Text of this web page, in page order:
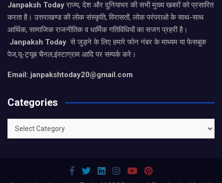
Janpaksh Todayराज्य, देश और दुनियाभर की सभी मुख्य खबरों को प्रसारित
करता है। उत्तराखण्ड की लोक संस्कृति, विरासतों, लोक परंपराओ के साथ-साथ
आर्थिक, सामाजिक राजनीतिक व धार्मिक गतिविधियों का सजग प्रहरी है।
Janpaksh Today से जुड़ने के लिए हमारे फोन नंबर के माध्यम या फेसबुक
पेज,यू-ट्यूब चैनल,इंस्टाग्राम आदि पर सम्पर्क करे।
Email: janpakshtoday20@gmail.com
Categories
Categories